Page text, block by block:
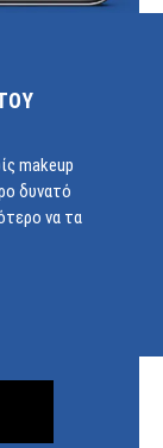
makeup
δυνατό
να τα